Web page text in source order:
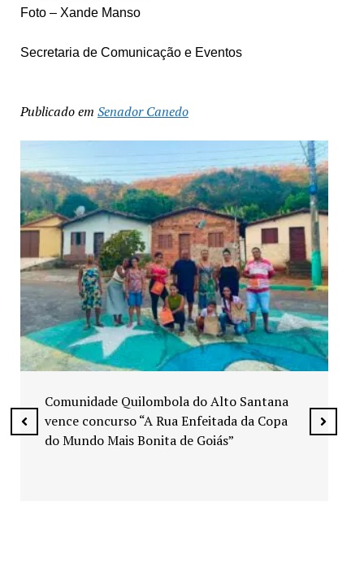
Foto – Xande Manso
Secretaria de Comunicação e Eventos
Publicado em Senador Canedo
Exposição “Arte em Cores” leva pinturas a
espaços públicos de Senador Canedo